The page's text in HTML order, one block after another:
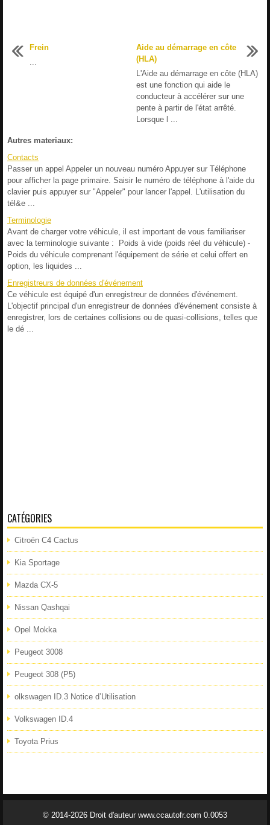
Frein
Aide au démarrage en côte
(HLA)
L'Aide au démarrage en côte (HLA)
est une fonction qui aide le
conducteur à accélérer sur une
pente à partir de l'état arrêté.
Lorsque l ...
Autres materiaux:
Contacts
Passer un appel Appeler un nouveau numéro Appuyer sur Téléphone
pour afficher la page primaire. Saisir le numéro de téléphone à l'aide du
clavier puis appuyer sur "Appeler" pour lancer l'appel. L'utilisation du
tél&e ...
Terminologie
Avant de charger votre véhicule, il est important de vous familiariser
avec la terminologie suivante : Poids à vide (poids réel du véhicule) -
Poids du véhicule comprenant l'équipement de série et celui offert en
option, les liquides ...
Enregistreurs de données d'événement
Ce véhicule est équipé d'un enregistreur de données d'événement.
L'objectif principal d'un enregistreur de données d'événement consiste à
enregistrer, lors de certaines collisions ou de quasi-collisions, telles que
le dé ...
CATÉGORIES
Citroën C4 Cactus
Kia Sportage
Mazda CX-5
Nissan Qashqai
Opel Mokka
Peugeot 3008
Peugeot 308 (P5)
olkswagen ID.3 Notice d’Utilisation
Volkswagen ID.4
Toyota Prius
© 2014-2026 Droit d'auteur www.ccautofr.com 0.0053